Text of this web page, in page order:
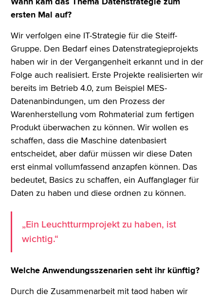
ersten Mal auf?
Wir verfolgen eine IT-Strategie für die Steiff-
Gruppe. Den Bedarf eines Datenstrategieprojekts
haben wir in der Vergangenheit erkannt und in der
Folge auch realisiert. Erste Projekte realisierten wir
bereits im Betrieb 4.0, zum Beispiel MES-
Datenanbindungen, um den Prozess der
Warenherstellung vom Rohmaterial zum fertigen
Produkt überwachen zu können. Wir wollen es
schaffen, dass die Maschine datenbasiert
entscheidet, aber dafür müssen wir diese Daten
erst einmal vollumfassend anzapfen können. Das
bedeutet, Basics zu schaffen, ein Auffanglager für
Daten zu haben und diese ordnen zu können.
„Ein Leuchtturmprojekt zu haben, ist
wichtig.“
Welche Anwendungsszenarien seht ihr künftig?
Durch die Zusammenarbeit mit taod haben wir